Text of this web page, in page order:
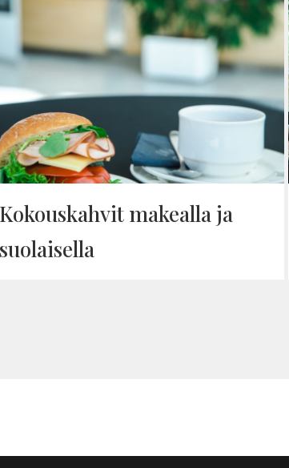
Kokous­kahvit makealla ja
suo­lai­sella